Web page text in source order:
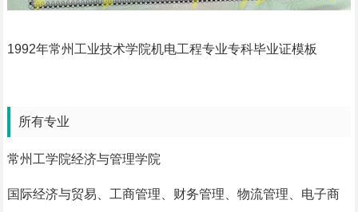
1992年常州工业技术学院机电工程专业专科毕业证模板
所有专业
常州工学院经济与管理学院
国际经济与贸易、工商管理、财务管理、物流管理、电子商